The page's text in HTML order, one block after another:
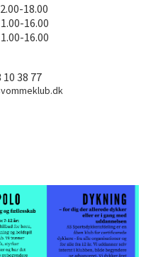
18.00
16.00
16.00
38 77